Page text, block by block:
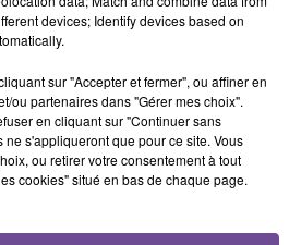
LEWIS CAPALDI
compte-tenu du refus du
devices; Identify devices based on
sur "Accepter et fermer", ou affiner en
ou partenaires dans "Gérer mes choix".
en cliquant sur "Continuer sans
ne s'appliqueront que pour ce site. Vous
ou retirer votre consentement à tout
cookies" situé en bas de chaque page.